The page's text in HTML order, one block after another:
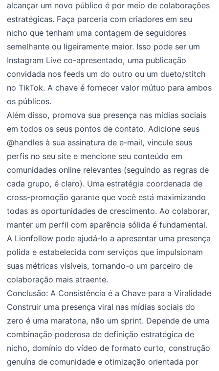
alcançar um novo público é por meio de colaborações
estratégicas. Faça parceria com criadores em seu
nicho que tenham uma contagem de seguidores
semelhante ou ligeiramente maior. Isso pode ser um
Instagram Live co-apresentado, uma publicação
convidada nos feeds um do outro ou um dueto/stitch
no TikTok. A chave é fornecer valor mútuo para ambos
os públicos.
Além disso, promova sua presença nas mídias sociais
em todos os seus pontos de contato. Adicione seus
@handles à sua assinatura de e-mail, vincule seus
perfis no seu site e mencione seu conteúdo em
comunidades online relevantes (seguindo as regras de
cada grupo, é claro). Uma estratégia coordenada de
cross-promoção garante que você está maximizando
todas as oportunidades de crescimento. Ao colaborar,
manter um perfil com aparência sólida é fundamental.
A Lionfollow pode ajudá-lo a apresentar uma presença
polida e estabelecida com serviços que impulsionam
suas métricas visíveis, tornando-o um parceiro de
colaboração mais atraente.
Conclusão: A Consistência é a Chave para a Viralidade
Construir uma presença viral nas mídias sociais do
zero é uma maratona, não um sprint. Depende de uma
combinação poderosa de definição estratégica de
nicho, domínio do vídeo de formato curto, construção
genuína de comunidade e otimização orientada por